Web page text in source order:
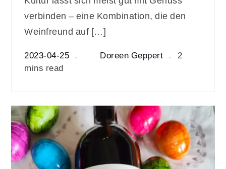
verbinden – eine Kombination, die den
Weinfreund auf […]
2023-04-25 Doreen Geppert
2
mins read